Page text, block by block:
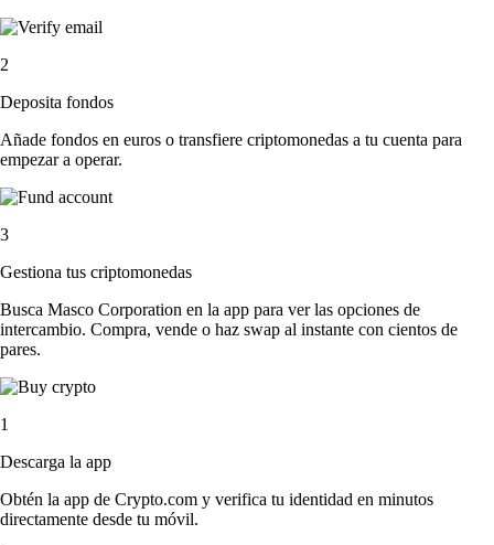
2
Deposita fondos
Añade fondos en euros o transfiere criptomonedas a tu cuenta para
empezar a operar.
3
Gestiona tus criptomonedas
Busca Masco Corporation en la app para ver las opciones de
intercambio. Compra, vende o haz swap al instante con cientos de
pares.
1
Descarga la app
Obtén la app de Crypto.com y verifica tu identidad en minutos
directamente desde tu móvil.